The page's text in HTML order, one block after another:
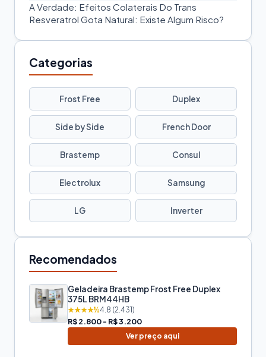
A Verdade: Efeitos Colaterais Do Trans
Resveratrol Gota Natural: Existe Algum Risco?
Categorias
Frost Free Duplex
Side by Side French Door
Brastemp Consul
Electrolux Samsung
LG Inverter
Recomendados
Geladeira Brastemp Frost Free Duplex
375L BRM44HB
★★★★½4.8 (2.431)
R$ 2.800 - R$ 3.200
Ver preço aqui